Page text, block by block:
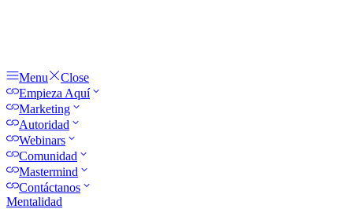
Menu
Close
Empieza Aquí
Marketing
Autoridad
Webinars
Comunidad
Mastermind
Contáctanos
Mentalidad